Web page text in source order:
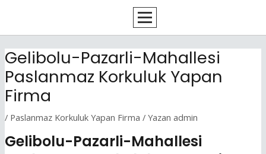
Gelibolu-Pazarli-Mahallesi
Paslanmaz Korkuluk Yapan
Firma
/ Paslanmaz Korkuluk Yapan Firma / Yazan admin
Gelibolu-Pazarli-Mahallesi